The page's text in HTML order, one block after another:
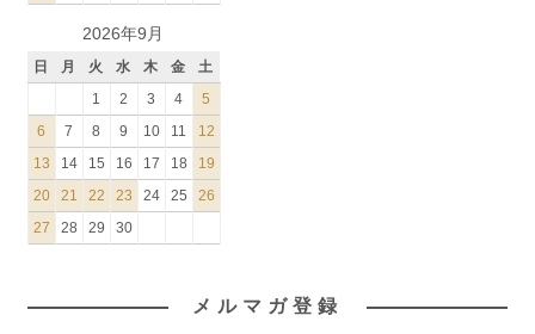
2026年9月
日 月 火 水 木 金
土
1
2 3 4
5
6
7 8 9 10 11
12
13
14 15 16 17 18
19
20
21 22 23 24 25
26
27
28 29 30
メルマガ登録